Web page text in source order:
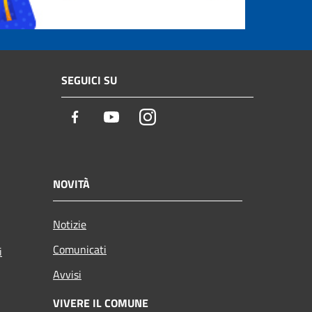
SEGUICI SU
Facebook YoutubeInstagram
NOVITÀ
Notizie
Comunicati
Avvisi
VIVERE IL COMUNE